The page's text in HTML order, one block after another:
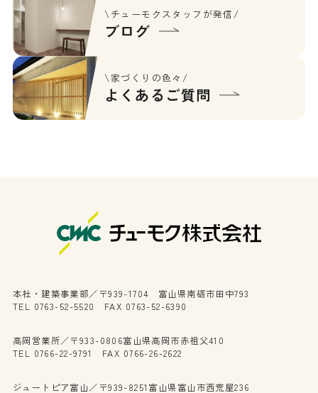
\チューモクスタッフが発信/
ブログ
\家づくりの色々/
よくあるご質問
本社・建築事業部／〒939-1704 富山県南砺市田中793
TEL 0763-52-5520 FAX 0763-52-6390
高岡営業所／〒933-0806富山県高岡市赤祖父410
TEL 0766-22-9791 FAX 0766-26-2622
ジュートピア富山／〒939-8251富山県富山市西荒屋236